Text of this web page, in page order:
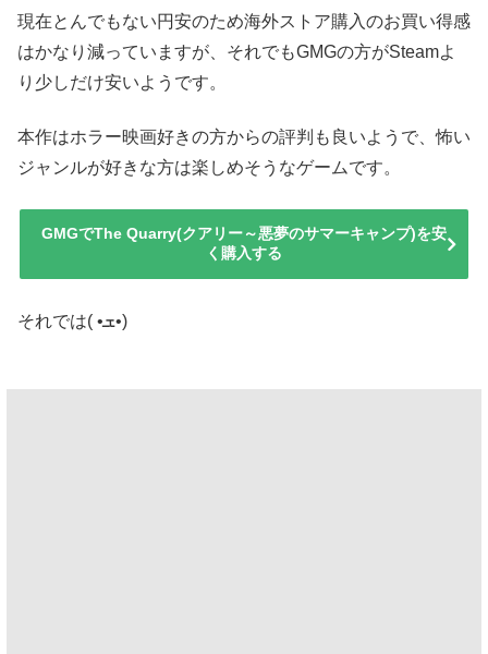
現在とんでもない円安のため海外ストア購入のお買い得感
はかなり減っていますが、それでもGMGの方がSteamよ
り少しだけ安いようです。
本作はホラー映画好きの方からの評判も良いようで、怖い
ジャンルが好きな方は楽しめそうなゲームです。
GMGでThe Quarry(クアリー～悪夢のサマーキャンプ)を安
く購入する
それでは( •ܫ•)